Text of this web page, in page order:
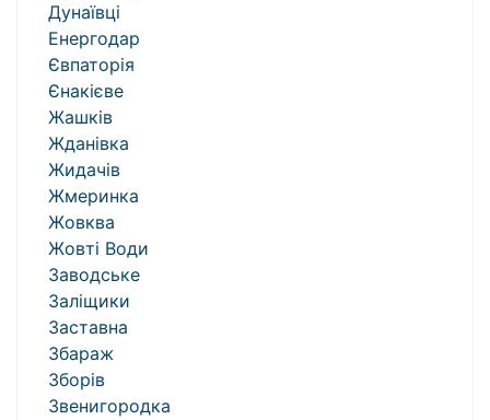
Дунаївці
Енергодар
Євпаторія
Єнакієве
Жашків
Жданівка
Жидачів
Жмеринка
Жовква
Жовті Води
Заводське
Заліщики
Заставна
Збараж
Зборів
Звенигородка